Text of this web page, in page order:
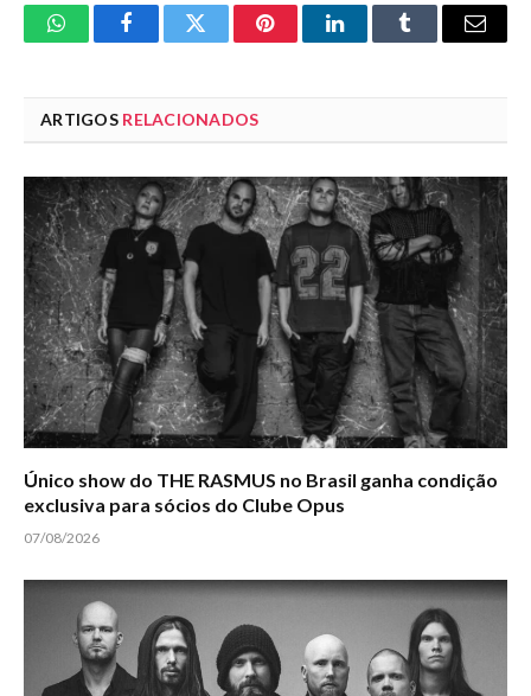
WhatsAppFacebookTwitter PinterestLinkedInTumblr Email
ARTIGOS RELACIONADOS
Único show do THE RASMUS no Brasil ganha condição
exclusiva para sócios do Clube Opus
07/08/2026